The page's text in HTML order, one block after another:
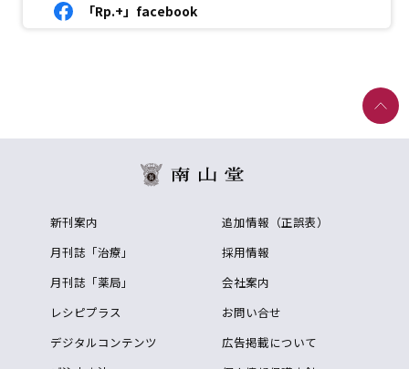
「Rp.+」facebook
新刊案内
月刊誌「治療」
月刊誌「薬局」
レシピプラス
デジタルコンテンツ
追加情報（正誤表）
採用情報
会社案内
お問い合せ
広告掲載について